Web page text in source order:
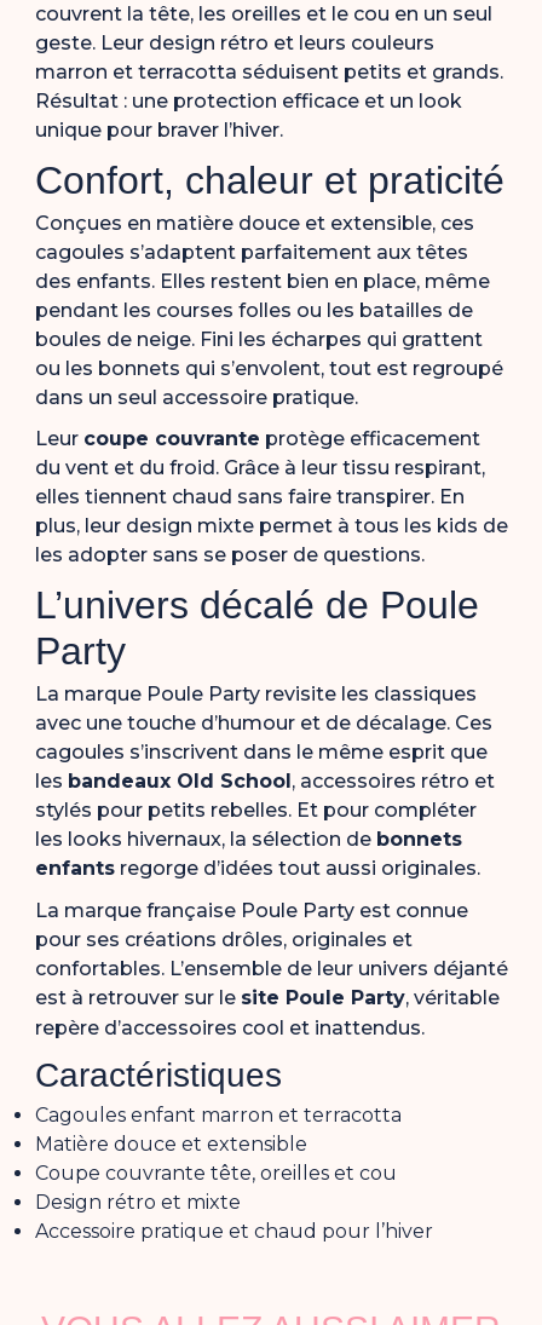
couvrent la tête, les oreilles et le cou en un seul
geste. Leur design rétro et leurs couleurs
marron et terracotta séduisent petits et grands.
Résultat : une protection efficace et un look
unique pour braver l’hiver.
Confort, chaleur et praticité
Conçues en matière douce et extensible, ces
cagoules s’adaptent parfaitement aux têtes
des enfants. Elles restent bien en place, même
pendant les courses folles ou les batailles de
boules de neige. Fini les écharpes qui grattent
ou les bonnets qui s’envolent, tout est regroupé
dans un seul accessoire pratique.
Leur coupe couvrante protège efficacement
du vent et du froid. Grâce à leur tissu respirant,
elles tiennent chaud sans faire transpirer. En
plus, leur design mixte permet à tous les kids de
les adopter sans se poser de questions.
L’univers décalé de Poule
Party
La marque Poule Party revisite les classiques
avec une touche d’humour et de décalage. Ces
cagoules s’inscrivent dans le même esprit que
les bandeaux Old School, accessoires rétro et
stylés pour petits rebelles. Et pour compléter
les looks hivernaux, la sélection de bonnets
enfantsregorge d’idées tout aussi originales.
La marque française Poule Party est connue
pour ses créations drôles, originales et
confortables. L’ensemble de leur univers déjanté
est à retrouver sur le site Poule Party, véritable
repère d’accessoires cool et inattendus.
Caractéristiques
Cagoules enfant marron et terracotta
Matière douce et extensible
Coupe couvrante tête, oreilles et cou
Design rétro et mixte
Accessoire pratique et chaud pour l’hiver